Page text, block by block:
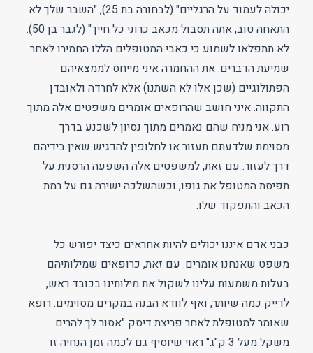
יכולה לעמוד על הרגליים" (לבחורה בת 25), "השבר שלך לא
התאחה טוב, אתה תסבול מכאב כרוני כל חייך" (לגבר בן 50).
לא תתפלאו לשמוע כי כאבי המטופלים הללו החמירו לאחר
שמיעת הדברים. את ההחמרה איני מייחס לממצאיהם
הפתולוגיים (שכן אלו לא השתנו) אלא לחרדה ולאובדן
התקווה. איני חושב שהרופאים אומרים משפטים אלה מתוך
רוע. אני מניח שהם נאמרים מתוך נסיון לשכנע בדרך
מסוימת שלדעתם תעזור או לחלופין להדגיש שאין בידיהם
דרך לעזור. עם זאת, למשפטים אלה השפעה הרסנית על
תפיסת המטופל את גופו, וכשהשלכה ישירה גם על רמת
הכאב והתפקוד שלו.
כבני אדם איננו יכולים להיות אחראים כיצד יפורש כל
משפט שאנחנו אומרים. עם זאת, כרופאים שמילותיהם
בעלות משמעות עלינו לשקול את מילותינו בכובד ראש,
לדייק כמה שיותר, ואף לוודא הבנה במקרים מסוימים. רופא
שאומר למטופלת לאחר פריצת דיסק "אסור לך להרים
משקל מעל 3 ק"ג" ראוי שיוסיף גם לכמה זמן הנחיה זו